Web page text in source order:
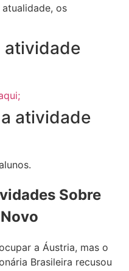
os
atividade
atividade
Sobre
a Áustria, mas o
Brasileira recusou